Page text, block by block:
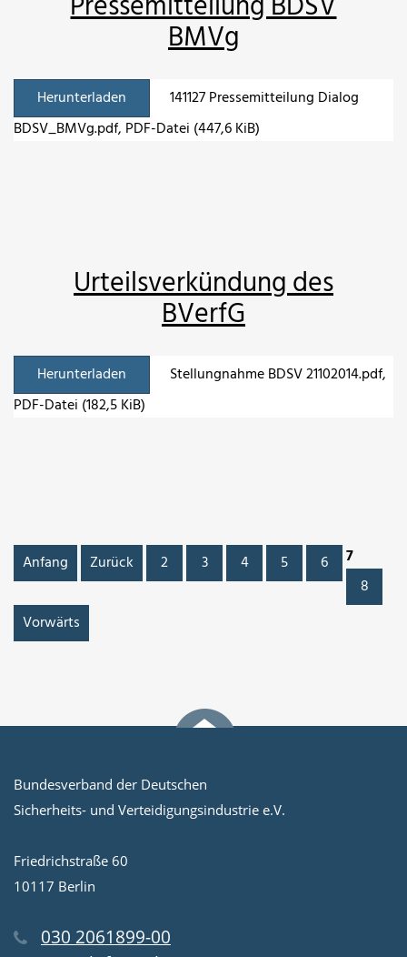
BMVg
Herunterladen
141127 Pressemitteilung Dialog
BDSV_BMVg.pdf, PDF-Datei (447,6 KiB)
Urteilsverkündung des
BVerfG
Herunterladen Stellungnahme BDSV 21102014.pdf,
PDF-Datei (182,5 KiB)
Anfang Zurück 2 3 4 5 6
7
8
Vorwärts
Bundesverband der Deutschen
Sicherheits- und Verteidigungsindustrie e.V.
Friedrichstraße 60
10117 Berlin
030 2061899-00